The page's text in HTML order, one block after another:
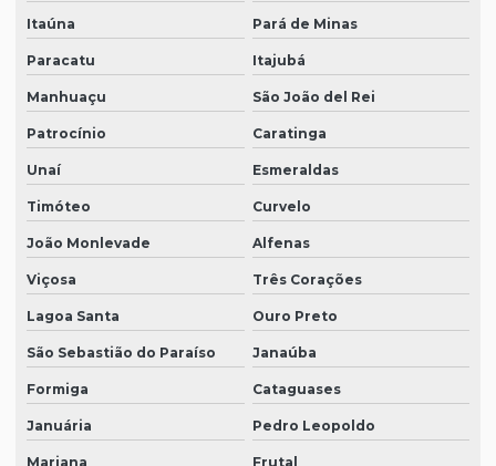
Itaúna Pará de Minas
Paracatu Itajubá
Manhuaçu São João del Rei
Patrocínio Caratinga
Unaí Esmeraldas
Timóteo Curvelo
João Monlevade Alfenas
Viçosa Três Corações
Lagoa Santa Ouro Preto
São Sebastião do Paraíso Janaúba
Formiga Cataguases
Januária Pedro Leopoldo
Mariana Frutal